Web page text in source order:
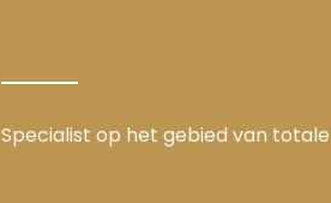
Specialist op het gebied van